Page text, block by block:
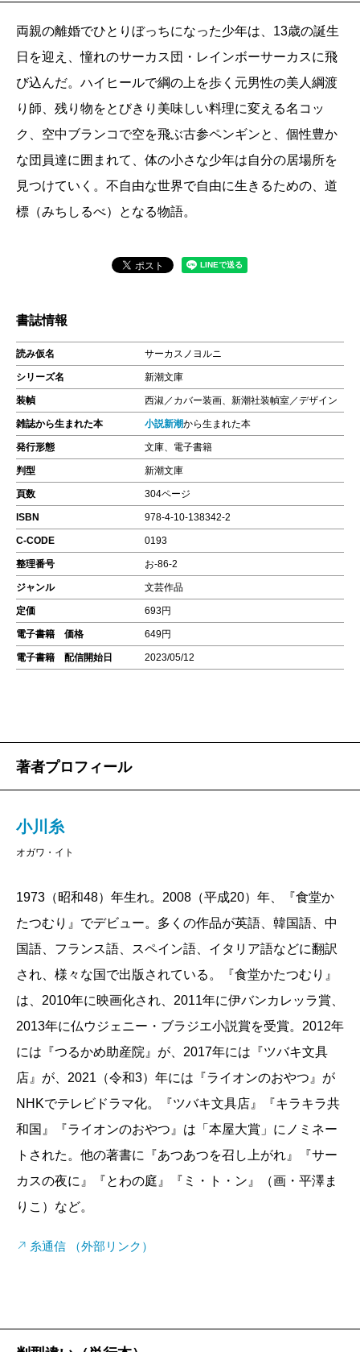
両親の離婚でひとりぼっちになった少年は、13歳の誕生
日を迎え、憧れのサーカス団・レインボーサーカスに飛
び込んだ。ハイヒールで綱の上を歩く元男性の美人綱渡
り師、残り物をとびきり美味しい料理に変える名コッ
ク、空中ブランコで空を飛ぶ古参ペンギンと、個性豊か
な団員達に囲まれて、体の小さな少年は自分の居場所を
見つけていく。不自由な世界で自由に生きるための、道
標（みちしるべ）となる物語。
書誌情報
読み仮名 サーカスノヨルニ
シリーズ名 新潮文庫
装幀 西淑／カバー装画、新潮社装幀室／デザイン
雑誌から生まれた本 小説新潮から生まれた本
発行形態 文庫、電子書籍
判型 新潮文庫
頁数 304ページ
ISBN 978-4-10-138342-2
C-CODE 0193
整理番号 お-86-2
ジャンル 文芸作品
定価 693円
電子書籍 価格 649円
電子書籍 配信開始日 2023/05/12
著者プロフィール
小川糸
オガワ・イト
1973（昭和48）年生れ。2008（平成20）年、『食堂か
たつむり』でデビュー。多くの作品が英語、韓国語、中
国語、フランス語、スペイン語、イタリア語などに翻訳
され、様々な国で出版されている。『食堂かたつむり』
は、2010年に映画化され、2011年に伊バンカレッラ賞、
2013年に仏ウジェニー・ブラジエ小説賞を受賞。2012年
には『つるかめ助産院』が、2017年には『ツバキ文具
店』が、2021（令和3）年には『ライオンのおやつ』が
NHKでテレビドラマ化。『ツバキ文具店』『キラキラ共
和国』『ライオンのおやつ』は「本屋大賞」にノミネー
トされた。他の著書に『あつあつを召し上がれ』『サー
カスの夜に』『とわの庭』『ミ・ト・ン』（画・平澤ま
りこ）など。
糸通信 （外部リンク）